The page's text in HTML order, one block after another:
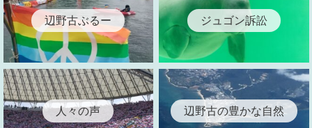
辺野古ぶるー ジュゴン訴訟
人々の声 辺野古の豊かな自然